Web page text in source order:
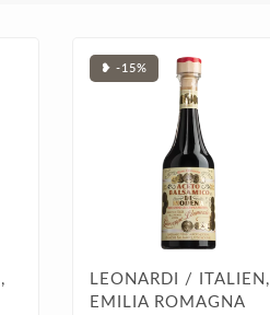
❥ -15%
LEONARDI / ITALIEN,
EMILIA ROMAGNA